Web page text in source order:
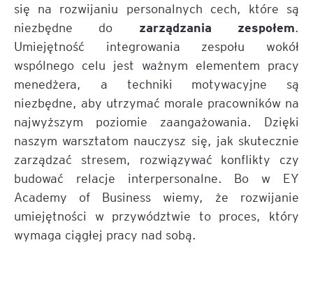
się na rozwijaniu personalnych cech, które są
niezbędne do zarządzania zespołem.
Umiejętność integrowania zespołu wokół
wspólnego celu jest ważnym elementem pracy
menedżera, a techniki motywacyjne są
niezbędne, aby utrzymać morale pracowników na
najwyższym poziomie zaangażowania. Dzięki
naszym warsztatom nauczysz się, jak skutecznie
zarządzać stresem, rozwiązywać konflikty czy
budować relacje interpersonalne. Bo w EY
Academy of Business wiemy, że rozwijanie
umiejętności w przywództwie to proces, który
wymaga ciągłej pracy nad sobą.